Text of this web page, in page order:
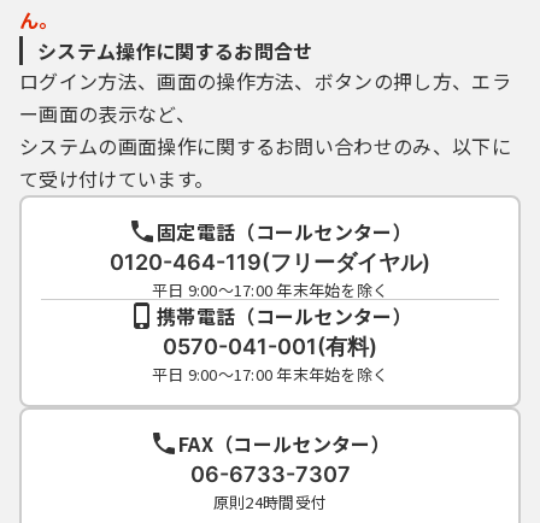
ん。
システム操作に関するお問合せ
ログイン方法、画面の操作方法、ボタンの押し方、エラ
ー画面の表示など、
システムの画面操作に関するお問い合わせのみ、以下に
て受け付けています。
固定電話（コールセンター）
0120-464-119(フリーダイヤル)
平日 9:00～17:00 年末年始を除く
携帯電話（コールセンター）
0570-041-001(有料)
平日 9:00～17:00 年末年始を除く
FAX（コールセンター）
06-6733-7307
原則24時間受付